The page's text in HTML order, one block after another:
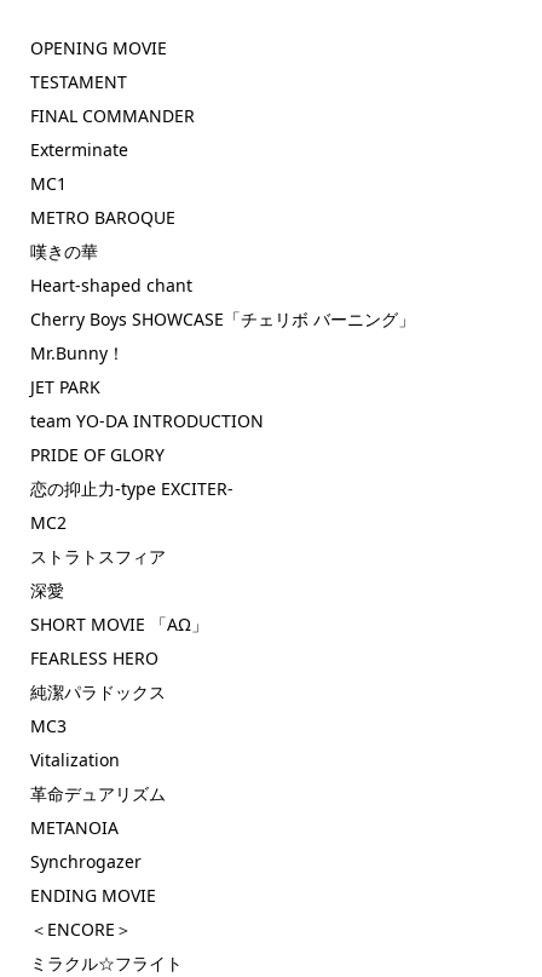
OPENING MOVIE
TESTAMENT
FINAL COMMANDER
Exterminate
MC1
METRO BAROQUE
嘆きの華
Heart-shaped chant
Cherry Boys SHOWCASE「チェリボ バーニング」
Mr.Bunny！
JET PARK
team YO-DA INTRODUCTION
PRIDE OF GLORY
恋の抑止力-type EXCITER-
MC2
ストラトスフィア
深愛
SHORT MOVIE 「AΩ」
FEARLESS HERO
純潔パラドックス
MC3
Vitalization
革命デュアリズム
METANOIA
Synchrogazer
ENDING MOVIE
＜ENCORE＞
ミラクル☆フライト